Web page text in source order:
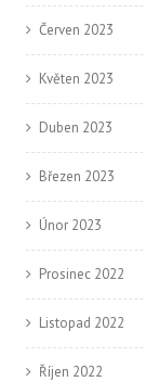
Červen 2023
Květen 2023
Duben 2023
Březen 2023
Únor 2023
Prosinec 2022
Listopad 2022
Říjen 2022